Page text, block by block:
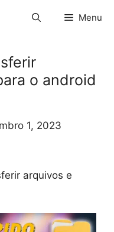
Menu
o android
1, 2023
arquivos e